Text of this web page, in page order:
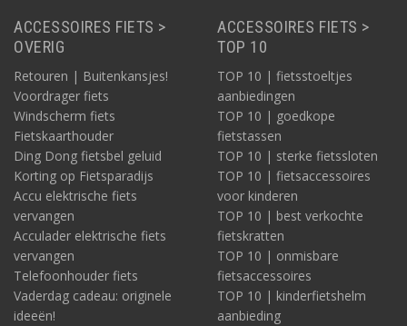
ACCESSOIRES FIETS >
OVERIG
Retouren | Buitenkansjes!
Voordrager fiets
Windscherm fiets
Fietskaarthouder
Ding Dong fietsbel geluid
Korting op Fietsparadijs
Accu elektrische fiets
vervangen
Acculader elektrische fiets
vervangen
Telefoonhouder fiets
Vaderdag cadeau: originele
ideeën!
ACCESSOIRES FIETS >
TOP 10
TOP 10 | fietsstoeltjes
aanbiedingen
TOP 10 | goedkope
fietstassen
TOP 10 | sterke fietssloten
TOP 10 | fietsaccessoires
voor kinderen
TOP 10 | best verkochte
fietskratten
TOP 10 | onmisbare
fietsaccessoires
TOP 10 | kinderfietshelm
aanbieding